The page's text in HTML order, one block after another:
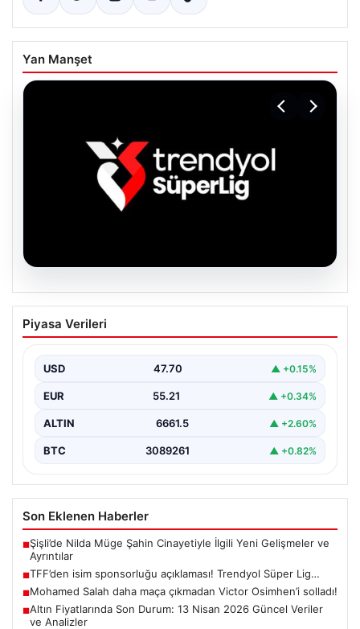
Yan Manşet
06.08.2026
TFF’den isim sponsorluğu açıklaması!
Trendyol Süper Lig…
Piyasa Verileri
USD 47.70 ▲ +0.15%
EUR 55.21 ▲ +0.34%
ALTIN 6661.5 ▲ +2.60%
BTC 3089261 ▲ +0.82%
Son Eklenen Haberler
■Şişli’de Nilda Müge Şahin Cinayetiyle İlgili Yeni Gelişmeler ve
Ayrıntılar
■TFF’den isim sponsorluğu açıklaması! Trendyol Süper Lig…
■Mohamed Salah daha maça çıkmadan Victor Osimhen’i solladı!
■Altın Fiyatlarında Son Durum: 13 Nisan 2026 Güncel Veriler
ve Analizler